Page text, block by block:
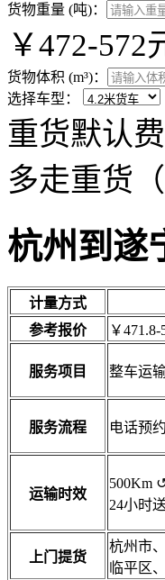
货物重量 (吨)：
￥472-572
货物体积 (m³)：
选择车型：
重货默认
多走重货
杭州到遂
计量方式
参考报价
￥
服务项目 整车运
服务流程 电话预约
运输时效
500Km
24小时
上门提货
杭州市
临平区